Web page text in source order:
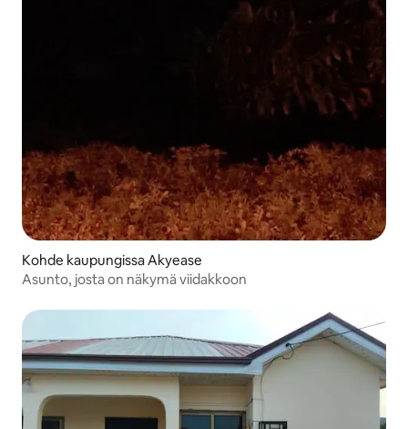
Kohde kaupungissa Akyease
Asunto, josta on näkymä viidakkoon